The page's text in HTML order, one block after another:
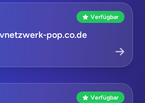
Verfügbar
pop.co.de
Verfügbar